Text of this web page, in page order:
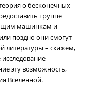
о бесконечных
группе
машинкам и
поздно они смогут
литературы – скажем,
эту возможность,
Вселенной.